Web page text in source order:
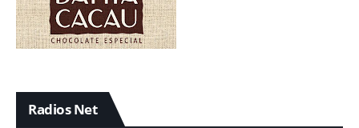
Radios Net